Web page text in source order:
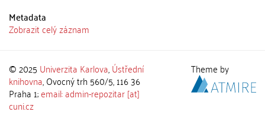
Metadata
Zobrazit celý záznam
© 2025 Univerzita Karlova,Ústřední
knihovna, Ovocný trh 560/5, 116 36
Praha 1;email: admin-repozitar [at]
cuni.cz
Theme by